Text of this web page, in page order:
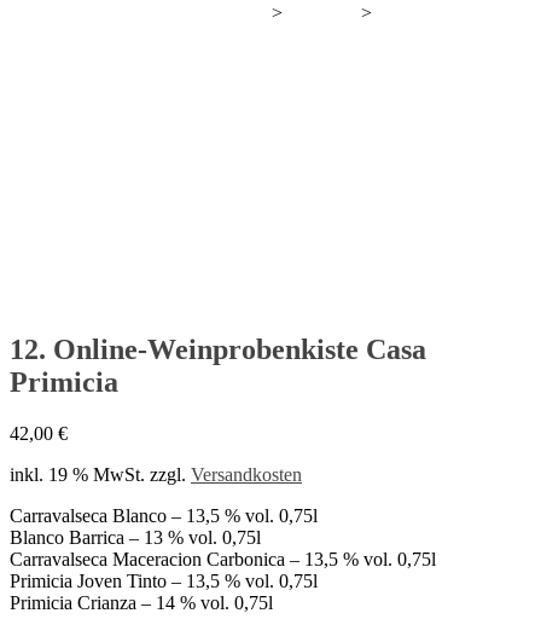
> >
12. Online-Weinprobenkiste Casa
Primicia
42,00 €
inkl. 19 % MwSt. zzgl. Versandkosten
Carravalseca Blanco – 13,5 % vol. 0,75l
Blanco Barrica – 13 % vol. 0,75l
Carravalseca Maceracion Carbonica – 13,5 % vol. 0,75l
Primicia Joven Tinto – 13,5 % vol. 0,75l
Primicia Crianza – 14 % vol. 0,75l